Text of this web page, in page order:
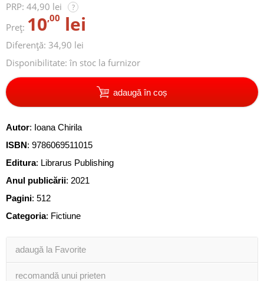
PRP: 44,90 lei ?
Preț: 10,00 lei
Diferență: 34,90 lei
Disponibilitate: în stoc la furnizor
adaugă în coș
Autor: Ioana Chirila
ISBN: 9786069511015
Editura: Librarus Publishing
Anul publicării: 2021
Pagini: 512
Categoria: Fictiune
adaugă la Favorite
recomandă unui prieten